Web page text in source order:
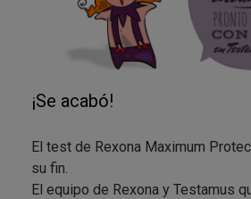
¡Se acabó!
El test de Rexona Maximum
su fin.
El equipo de Rexona y Testamus